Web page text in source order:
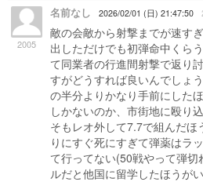
2005
名前なし 2026/02/01 (日) 21:47:50
敵の会敵から射撃までが速す
出しただけでも初弾命中くら
て同業者の行進間射撃で返り
すがどうすれば良いんでしょ
の半分よりかなり手前にした
しかないのか、市街地に殴り
そもレオ外して7.7で組んだほ
りにすぐ死にすぎて弾薬はラ
て行ってない(50戦やって弾
ルだと他国に留学したほうが